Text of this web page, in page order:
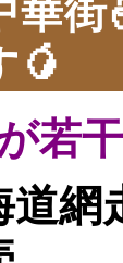
華街
🥭
若
道網